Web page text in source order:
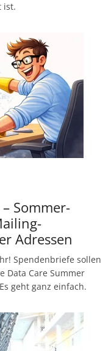
ist.
Sommer-
Adressen
Spendenbriefe sollen
Data Care Summer
geht ganz einfach.